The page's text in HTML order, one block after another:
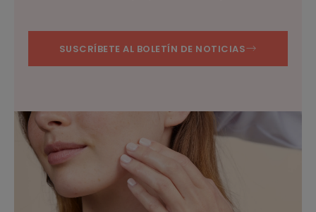
SUSCRÍBETE AL BOLETÍN DE NOTICIAS